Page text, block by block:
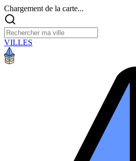
Chargement de la carte...
VILLES